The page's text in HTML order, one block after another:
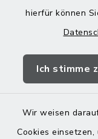
hierfür können
Ich stimme
Wir weisen
Cookies
Landratsamt